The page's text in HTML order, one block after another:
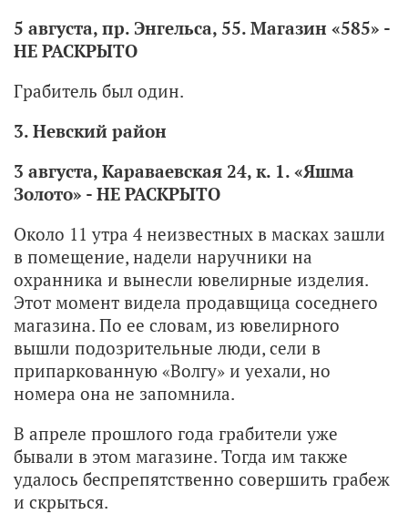
5 августа, пр. Энгельса, 55. Магазин «585» -
НЕ РАСКРЫТО
Грабитель был один.
3. Невский район
3 августа, Караваевская 24, к. 1. «Яшма
Золото» - НЕ РАСКРЫТО
Около 11 утра 4 неизвестных в масках зашли
в помещение, надели наручники на
охранника и вынесли ювелирные изделия.
Этот момент видела продавщица соседнего
магазина. По ее словам, из ювелирного
вышли подозрительные люди, сели в
припаркованную «Волгу» и уехали, но
номера она не запомнила.
В апреле прошлого года грабители уже
бывали в этом магазине. Тогда им также
удалось беспрепятственно совершить грабеж
и скрыться.